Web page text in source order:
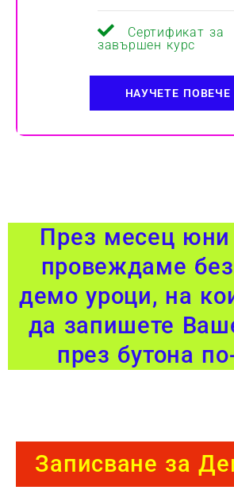
Сертификат за
завършен курс
НАУЧЕТЕ ПОВЕЧЕ
През месец юни
провеждаме
демо уроци, на
да запишете
през бутона
Записване за